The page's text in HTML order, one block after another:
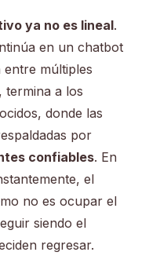
ya no es lineal.
en un chatbot
múltiples
termina a los
donde las
por
confiables. En
el
no es ocupar el
siendo el
regresar.